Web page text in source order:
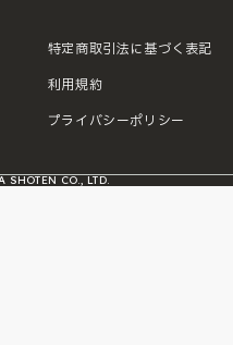
特定商取引法に基づく表記
利用規約
プライバシーポリシー
SHOTEN CO., LTD.